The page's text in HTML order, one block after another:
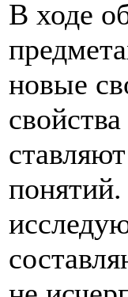
В ходе
новые